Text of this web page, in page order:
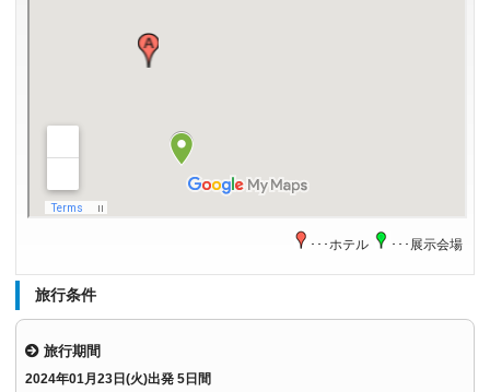
･･･ホテル ･･･展示会場
旅行条件
旅行期間
2024年01月23日(火)出発 5日間